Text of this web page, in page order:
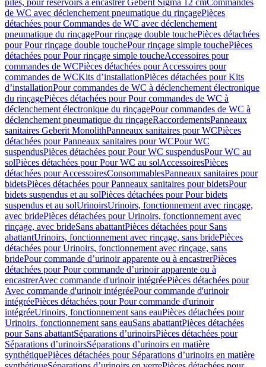
piles, pour réservoirs à encastrer Geberit Sigma 12 cmCommandes
de WC avec déclenchement pneumatique du rinçagePièces
détachées pour Commandes de WC avec déclenchement
pneumatique du rinçagePour rinçage double touchePièces détachées
pour Pour rinçage double touchePour rinçage simple touchePièces
détachées pour Pour rinçage simple toucheAccessoires pour
commandes de WCPièces détachées pour Accessoires pour
commandes de WCKits d’installationPièces détachées pour Kits
d’installationPour commandes de WC à déclenchement électronique
du rinçagePièces détachées pour Pour commandes de WC à
déclenchement électronique du rinçagePour commandes de WC à
déclenchement pneumatique du rinçageRaccordementsPanneaux
sanitaires Geberit MonolithPanneaux sanitaires pour WCPièces
détachées pour Panneaux sanitaires pour WCPour WC
suspendusPièces détachées pour Pour WC suspendusPour WC au
solPièces détachées pour Pour WC au solAccessoiresPièces
détachées pour AccessoiresConsommablesPanneaux sanitaires pour
bidetsPièces détachées pour Panneaux sanitaires pour bidetsPour
bidets suspendus et au solPièces détachées pour Pour bidets
suspendus et au solUrinoirsUrinoirs, fonctionnement avec rinçage,
avec bridePièces détachées pour Urinoirs, fonctionnement avec
rinçage, avec brideSans abattantPièces détachées pour Sans
abattantUrinoirs, fonctionnement avec rinçage, sans bridePièces
détachées pour Urinoirs, fonctionnement avec rinçage, sans
bridePour commande d’urinoir apparente ou à encastrerPièces
détachées pour Pour commande d’urinoir apparente ou à
encastrerAvec commande d'urinoir intégréePièces détachées pour
Avec commande d'urinoir intégréePour commande d'urinoir
intégréePièces détachées pour Pour commande d'urinoir
intégréeUrinoirs, fonctionnement sans eauPièces détachées pour
Urinoirs, fonctionnement sans eauSans abattantPièces détachées
pour Sans abattantSéparations d’urinoirsPièces détachées pour
Séparations d’urinoirsSéparations d’urinoirs en matière
synthétiquePièces détachées pour Séparations d’urinoirs en matière